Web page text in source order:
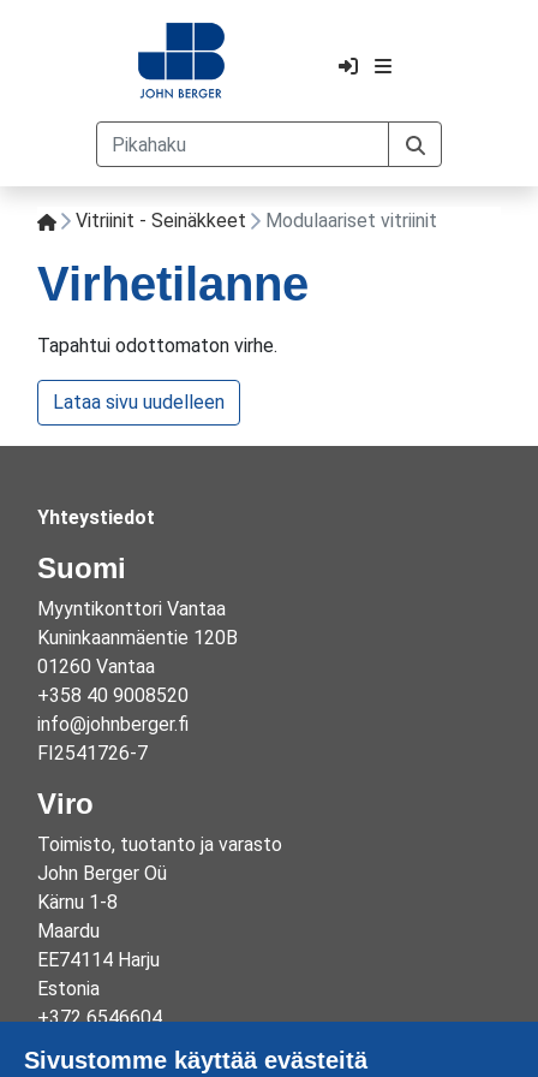
Vitriinit - Seinäkkeet Modulaariset vitriinit
Virhetilanne
Tapahtui odottomaton virhe.
Lataa sivu uudelleen
Yhteystiedot
Suomi
Myyntikonttori Vantaa
Kuninkaanmäentie 120B
01260 Vantaa
+358 40 9008520
info@johnberger.fi
FI2541726-7
Viro
Toimisto, tuotanto ja varasto
John Berger Oü
Kärnu 1-8
Maardu
EE74114 Harju
Estonia
+372 6546604
info@johnberger.ee
Sivustomme käyttää evästeitä